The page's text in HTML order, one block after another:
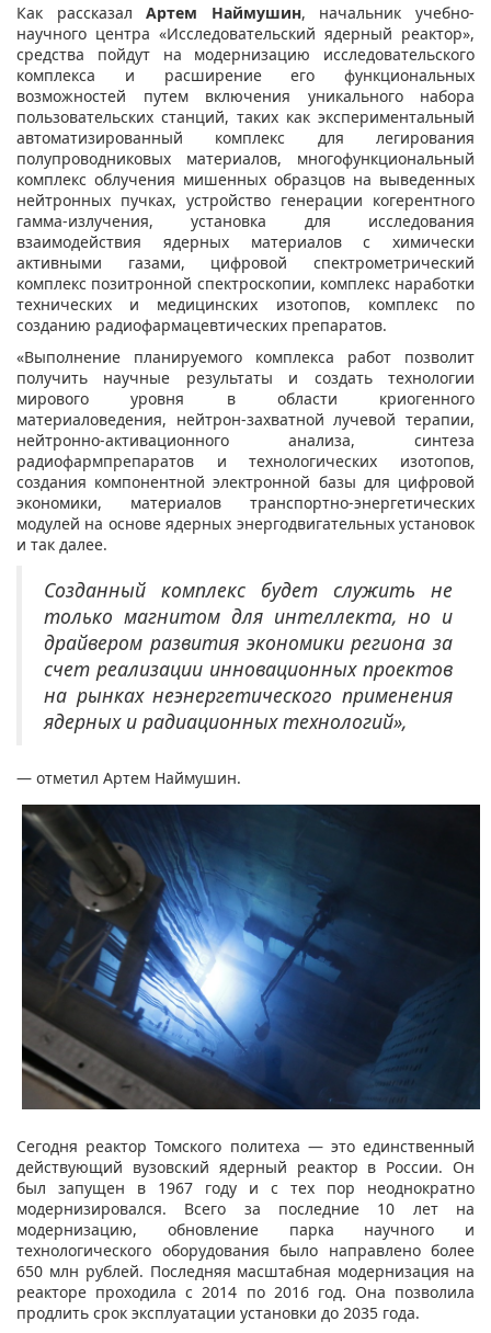
Как рассказалАртем Наймушин, начальник учебно-
научного центра «Исследовательский ядерный реактор»,
средства пойдут на модернизацию исследовательского
комплекса и расширение его функциональных
возможностей путем включения уникального набора
пользовательских станций, таких как экспериментальный
автоматизированный комплекс для легирования
полупроводниковых материалов, многофункциональный
комплекс облучения мишенных образцов на выведенных
нейтронных пучках, устройство генерации когерентного
гамма-излучения, установка для исследования
взаимодействия ядерных материалов с химически
активными газами, цифровой спектрометрический
комплекс позитронной спектроскопии, комплекс наработки
технических и медицинских изотопов, комплекс по
созданию радиофармацевтических препаратов.
«Выполнение планируемого комплекса работ позволит
получить научные результаты и создать технологии
мирового уровня в области криогенного
материаловедения, нейтрон-захватной лучевой терапии,
нейтронно-активационного анализа, синтеза
радиофармпрепаратов и технологических изотопов,
создания компонентной электронной базы для цифровой
экономики, материалов транспортно-энергетических
модулей на основе ядерных энергодвигательных установок
и так далее.
Созданный комплекс будет служить не
только магнитом для интеллекта, но и
драйвером развития экономики региона за
счет реализации инновационных проектов
на рынках неэнергетического применения
ядерных и радиационных технологий»,
— отметил Артем Наймушин.
Сегодня реактор Томского политеха — это единственный
действующий вузовский ядерный реактор в России. Он
был запущен в 1967 году и с тех пор неоднократно
модернизировался. Всего за последние 10 лет на
модернизацию, обновление парка научного и
технологического оборудования было направлено более
650 млн рублей. Последняя масштабная модернизация на
реакторе проходила с 2014 по 2016 год. Она позволила
продлить срок эксплуатации установки до 2035 года.